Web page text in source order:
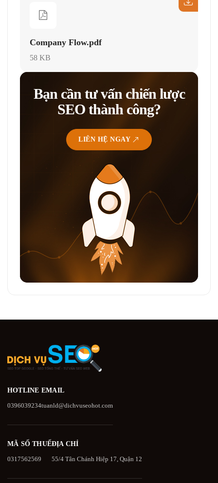
Company Flow.pdf
58 KB
Bạn cần tư vấn chiến lược
SEO thành công?
LIÊN HỆ NGAY
HOTLINE
0396039234
EMAIL
tuanld@dichvuseohot.com
MÃ SỐ THUẾ
0317562569
ĐỊA CHỈ
55/4 Tân Chánh Hiệp 17, Quận 12